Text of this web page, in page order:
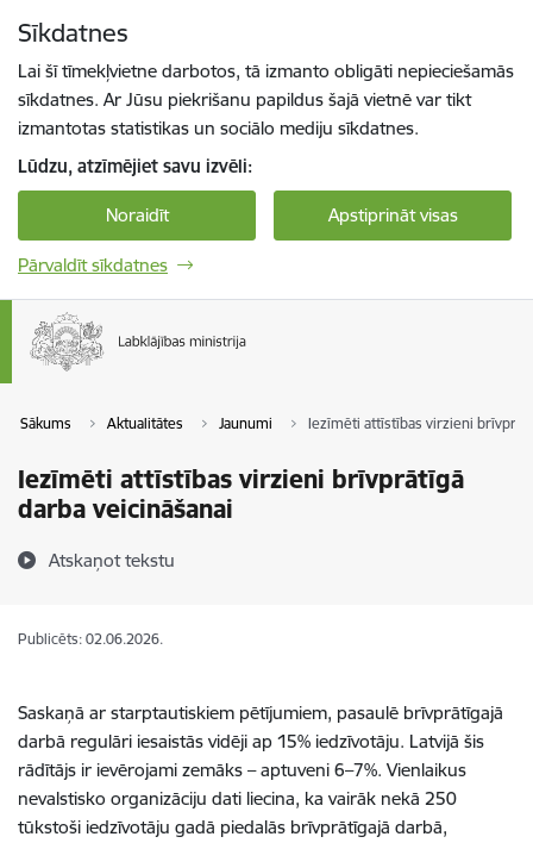
Sīkdatnes
Lai šī tīmekļvietne darbotos, tā izmanto obligāti nepieciešamās
sīkdatnes. Ar Jūsu piekrišanu papildus šajā vietnē var tikt
izmantotas statistikas un sociālo mediju sīkdatnes.
Lūdzu, atzīmējiet savu izvēli:
Noraidīt Apstiprināt visas
Pārvaldīt sīkdatnes
Sākums Aktualitātes Jaunumi Iezīmēti attīstības virzieni
Iezīmēti attīstības virzieni brīvprātīgā
darba veicināšanai
Atskaņot tekstu
Publicēts: 02.06.2026.
Saskaņā ar starptautiskiem pētījumiem, pasaulē brīvprātīgajā
darbā regulāri iesaistās vidēji ap 15% iedzīvotāju. Latvijā šis
rādītājs ir ievērojami zemāks – aptuveni 6–7%. Vienlaikus
nevalstisko organizāciju dati liecina, ka vairāk nekā 250
tūkstoši iedzīvotāju gadā piedalās brīvprātīgajā darbā,